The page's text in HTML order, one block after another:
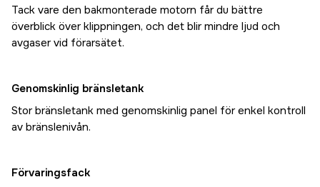
Tack vare den bakmonterade motorn får du bättre
överblick över klippningen, och det blir mindre ljud och
avgaser vid förarsätet.
Genomskinlig bränsletank
Stor bränsletank med genomskinlig panel för enkel kontroll
av bränslenivån.
Förvaringsfack